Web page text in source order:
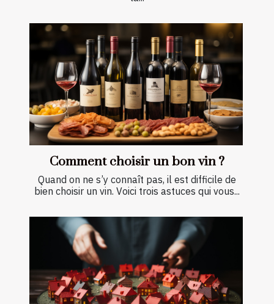
Comment choisir un bon vin ?
Quand on ne s’y connaît pas, il est difficile de
bien choisir un vin. Voici trois astuces qui vous...